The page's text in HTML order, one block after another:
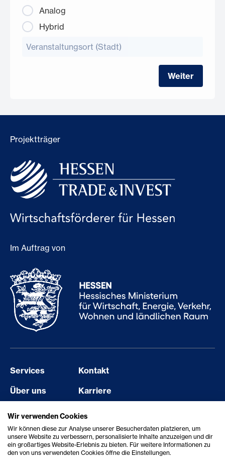
Analog
Hybrid
Weiter
Projektträger
Im Auftrag von
Services
Kontakt
Über uns
Karriere
Events
Barriere melden
Aktuelles
Erklärung zur Barrierefreiheit
Showcase
Wir verwenden Cookies
Wir können diese zur Analyse unserer Besucherdaten platzieren, um
unsere Website zu verbessern, personalisierte Inhalte anzuzeigen und dir
ein großartiges Website-Erlebnis zu bieten. Für weitere Informationen zu
den von uns verwendeten Cookies öffne die Einstellungen.